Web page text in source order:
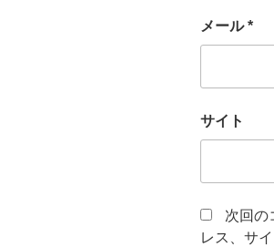
メール*
サイト
次回の
レス、サ